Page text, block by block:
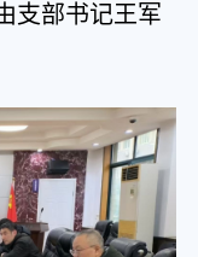
支部书记王军